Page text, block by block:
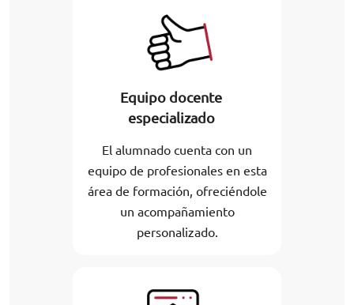
Equipo docente
especializado
El alumnado cuenta con un
equipo de profesionales en esta
área de formación, ofreciéndole
un acompañamiento
personalizado.